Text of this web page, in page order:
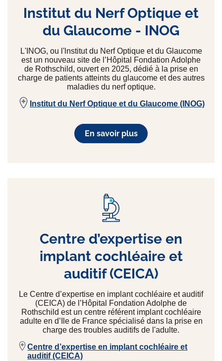
Institut du Nerf Optique et
du Glaucome - INOG
L'INOG, ou l'lnstitut du Nerf Optique et du Glaucome
est un nouveau site de l’Hôpital Fondation Adolphe
de Rothschild, ouvert en 2025, dédié à la prise en
charge de patients atteints du glaucome et des autres
maladies du nerf optique.
Institut du Nerf Optique et du Glaucome (INOG)
En savoir plus
Centre d’expertise en
implant cochléaire et
auditif (CEICA)
Le Centre d’expertise en implant cochléaire et auditif
(CEICA) de l’Hôpital Fondation Adolphe de
Rothschild est un centre référent implant cochléaire
adulte en d’Ile de France spécialisé dans la prise en
charge des troubles auditifs de l'adulte.
Centre d’expertise en implant cochléaire et
auditif (CEICA)